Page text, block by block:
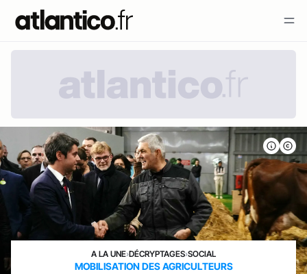
A LA UNE›DÉCRYPTAGES›SOCIAL
MOBILISATION DES AGRICULTEURS